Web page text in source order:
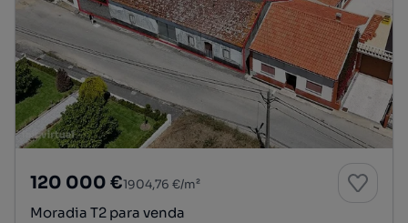
120 000 €1904,76 €/m²
Moradia T2 para venda